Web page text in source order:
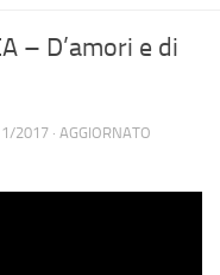
– D’amori e di
2017 · AGGIORNATO